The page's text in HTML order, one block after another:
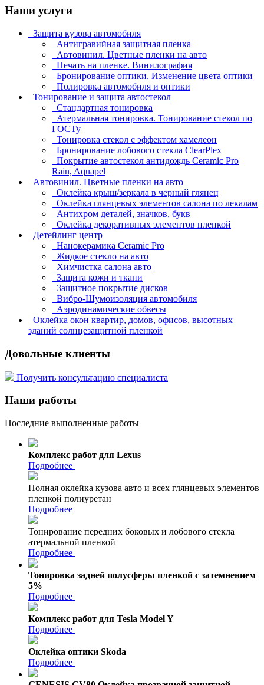
Наши услуги
Защита кузова автомобиля
Антигравийная защитная пленка
Автовинил. Цветные пленки на авто
Печать на пленке. Винилография
Бронирование оптики. Изменение цвета оптики
Полировка автомобиля и оптики
Тонирование и защита автостекол
Стандартная тонировка
Атермальная тонировка. Тонирование стекол по
ГОСТу
Тонировка стекол с эффектом хамелеон
Бронирование лобового стекла ClearPlex
Покрытие автостекол антидождь Ceramic Pro
Rain, Aquapel
Автовинил. Цветные пленки на авто
Оклейка крыш/зеркала в черный глянец
Оклейка глянцевых элементов салона по лекалам
Антихром деталей, значков, букв
Оклейка декоративных элементов пленкой
Детейлинг центр
Нанокерамика Ceramic Pro
Жидкое стекло на авто
Химчистка салона авто
Защита кожи и ткани
Защитное покрытие дисков
Вибро-Шумоизоляция автомобиля
Аэродинамические обвесы
Оклейка окон квартир, домов, офисов, высотных
зданий солнцезащитной пленкой
Довольные клиенты
Получить консультацию специалиста
Наши работы
Последние выполненные работы
Комплекс работ для Lexus
Подробнее
Полная оклейка кузова авто и всех глянцевых элементов
пленкой полиуретан
Подробнее
Тонирование передних боковых и лобового стекла
атермальной пленкой
Подробнее
Тонировка задней полусферы пленкой с затемнением
5%
Подробнее
Комплекс работ для Tesla Model Y
Подробнее
Оклейка оптики Skoda
Подробнее